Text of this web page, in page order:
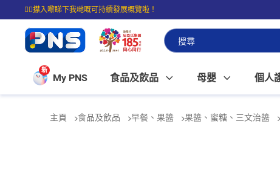
☝🏼㩒入嚟睇下我哋嘅可持續發展概覽啦！
⭐購物滿$399即享免費送貨；滿$100即可免費店取。
新
My PNS 食品及飲品 母嬰 個人
主頁 食品及飲品 早餐、果醬 果醬、蜜糖、三文治醬